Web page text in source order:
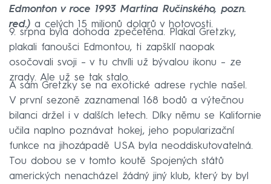
Edmonton v roce 1993 Martina Ručinského, pozn.
red.) a celých 15 milionů dolarů v hotovosti.
9. srpna byla dohoda zpečetěna. Plakal Gretzky,
plakali fanoušci Edmontou, ti zapšklí naopak
osočovali svoji – v tu chvíli už bývalou ikonu – ze
zrady. Ale už se tak stalo.
A sám Gretzky se na exotické adrese rychle našel.
V první sezoně zaznamenal 168 bodů a výtečnou
bilanci držel i v dalších letech. Díky němu se Kalifornie
učila naplno poznávat hokej, jeho popularizační
funkce na jihozápadě USA byla neoddiskutovatelná.
Tou dobou se v tomto koutě Spojených států
amerických nenacházel žádný jiný klub, který by byl